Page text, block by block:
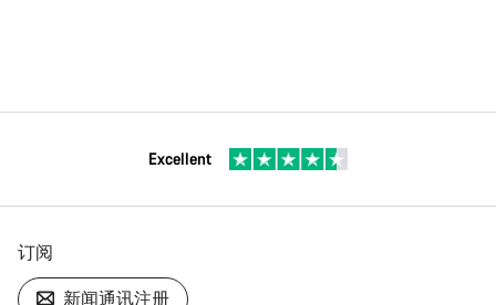
Excellent
订阅
新闻通讯注册